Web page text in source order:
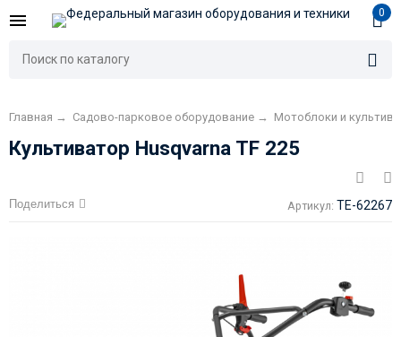
0
Главная → Садово-парковое оборудование → Мотоблоки и
Культиватор Husqvarna TF 225
Поделиться Артикул: TE-62267